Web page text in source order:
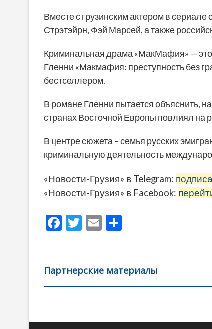
Вместе с грузинским актером в
Стрэтэйрн, Фэй Марсей, а также
Криминальная драма «МакМафия» —
Гленни «Макмафия: преступность без
бестселлером.
В романе Гленни пытается объяснить,
странах Восточной Европы повлиял на
В центре сюжета – семья русских
криминальную деятельность
«Новости-Грузия» в Telegram:
«Новости-Грузия» в Facebook:
F
b
o
k
T
er
E
l
а
в
ть
Партнерские материалы
Навигация